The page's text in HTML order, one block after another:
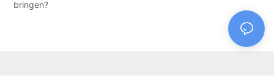
bringen?